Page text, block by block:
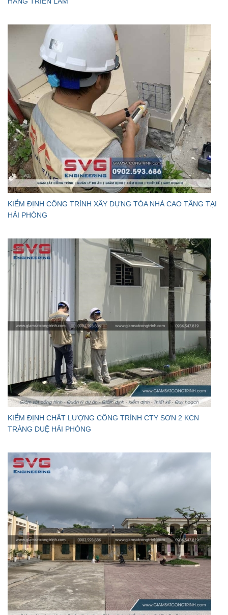
KIỂM ĐỊNH CÔNG TRÌNH XÂY DỰNG TÒA NHÀ CAO TẦNG TẠI
HẢI PHÒNG
KIỂM ĐỊNH CHẤT LƯỢNG CÔNG TRÌNH CTY SƠN 2 KCN
TRÀNG DUỆ HẢI PHÒNG